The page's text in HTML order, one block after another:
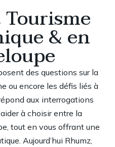
& en
des questions sur la
ou encore les défis liés à
aux interrogations
à choisir entre la
tout en vous offrant une
Aujourd’hui Rhumz,